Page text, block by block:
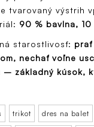
tvarovaný výstrih
90 % bavlna, 10
starostlivosť: prať
nechať voľne
– základný kúsok,
trikot dres na balet